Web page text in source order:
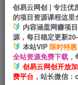
挂机 项目
脚本卡密
首页 创业课程 会员
于老师抖音小店
流程及方法
创易云网创 | 专注优
的项目资源课程这里
内容涵盖网赚项
源，每日稳定更新
本站VIP 限时特惠
全站资源免费下载，
创易云网创开放
费平台， 站长微信